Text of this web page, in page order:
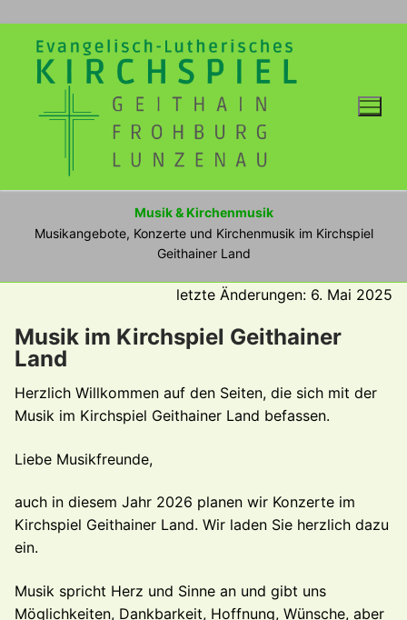
springen
Musik & Kirchenmusik
Musikangebote, Konzerte und Kirchenmusik im Kirchspiel
Geithainer Land
letzte Änderungen: 6. Mai 2025
Musik im Kirchspiel Geithainer
Land
Herzlich Willkommen auf den Seiten, die sich mit der
Musik im Kirchspiel Geithainer Land befassen.
Liebe Musikfreunde,
auch in diesem Jahr 2026 planen wir Konzerte im
Kirchspiel Geithainer Land. Wir laden Sie herzlich dazu
ein.
Musik spricht Herz und Sinne an und gibt uns
Möglichkeiten, Dankbarkeit, Hoffnung, Wünsche, aber